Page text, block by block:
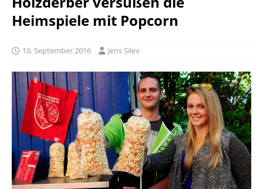
Heimspiele mit Popcorn
10. September 2016 Jens Silex